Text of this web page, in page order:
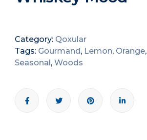
Category: Qoxular
Tags: Gourmand, Lemon, Orange,
Seasonal, Woods